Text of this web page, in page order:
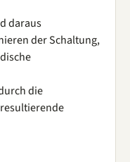
daraus
der Schaltung,
die